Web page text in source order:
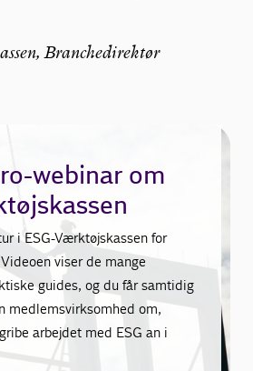
Branchedirektør
webinar om
i ESG-Værktøjskassen for
viser de mange
guides, og du får samtidig
medlemsvirksomhed om,
arbejdet med ESG an i